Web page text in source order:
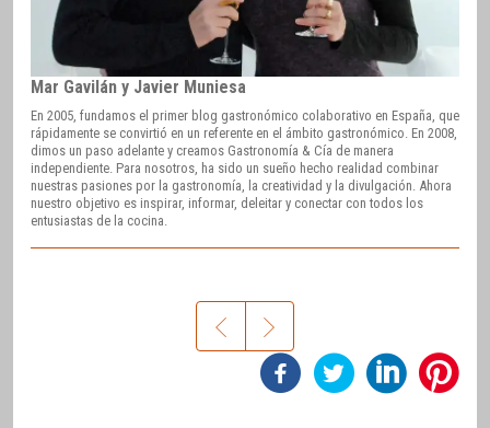
Mar Gavilán y Javier Muniesa
En 2005, fundamos el primer blog gastronómico colaborativo en España, que
rápidamente se convirtió en un referente en el ámbito gastronómico. En 2008,
dimos un paso adelante y creamos Gastronomía & Cía de manera
independiente. Para nosotros, ha sido un sueño hecho realidad combinar
nuestras pasiones por la gastronomía, la creatividad y la divulgación. Ahora
nuestro objetivo es inspirar, informar, deleitar y conectar con todos los
entusiastas de la cocina.